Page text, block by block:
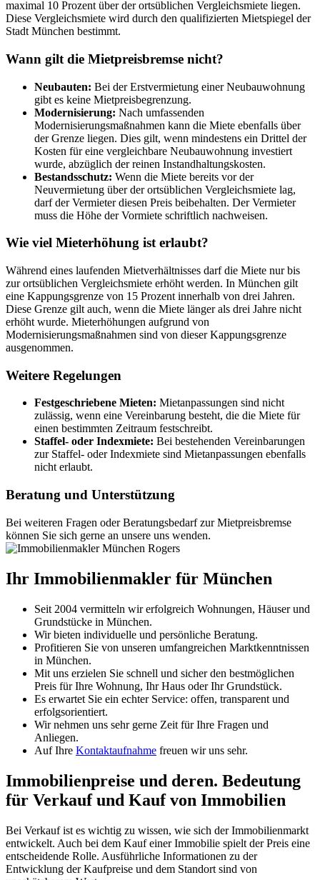
maximal 10 Prozent über der ortsüblichen Vergleichsmiete liegen.
Diese Vergleichsmiete wird durch den qualifizierten Mietspiegel der
Stadt München bestimmt.
Wann gilt die Mietpreisbremse nicht?
Neubauten: Bei der Erstvermietung einer Neubauwohnung
gibt es keine Mietpreisbegrenzung.
Modernisierung: Nach umfassenden
Modernisierungsmaßnahmen kann die Miete ebenfalls über
der Grenze liegen. Dies gilt, wenn mindestens ein Drittel der
Kosten für eine vergleichbare Neubauwohnung investiert
wurde, abzüglich der reinen Instandhaltungskosten.
Bestandsschutz: Wenn die Miete bereits vor der
Neuvermietung über der ortsüblichen Vergleichsmiete lag,
darf der Vermieter diesen Preis beibehalten. Der Vermieter
muss die Höhe der Vormiete schriftlich nachweisen.
Wie viel Mieterhöhung ist erlaubt?
Während eines laufenden Mietverhältnisses darf die Miete nur bis
zur ortsüblichen Vergleichsmiete erhöht werden. In München gilt
eine Kappungsgrenze von 15 Prozent innerhalb von drei Jahren.
Diese Grenze gilt auch, wenn die Miete länger als drei Jahre nicht
erhöht wurde. Mieterhöhungen aufgrund von
Modernisierungsmaßnahmen sind von dieser Kappungsgrenze
ausgenommen.
Weitere Regelungen
Festgeschriebene Mieten: Mietanpassungen sind nicht
zulässig, wenn eine Vereinbarung besteht, die die Miete für
einen bestimmten Zeitraum festschreibt.
Staffel- oder Indexmiete: Bei bestehenden Vereinbarungen
zur Staffel- oder Indexmiete sind Mietanpassungen ebenfalls
nicht erlaubt.
Beratung und Unterstützung
Bei weiteren Fragen oder Beratungsbedarf zur Mietpreisbremse
können Sie sich gerne an unsere uns wenden.
Ihr Immobilienmakler für München
Seit 2004 vermitteln wir erfolgreich Wohnungen, Häuser und
Grundstücke in München.
Wir bieten individuelle und persönliche Beratung.
Profitieren Sie von unseren umfangreichen Marktkenntnissen
in München.
Mit uns erzielen Sie schnell und sicher den bestmöglichen
Preis für Ihre Wohnung, Ihr Haus oder Ihr Grundstück.
Es erwartet Sie ein echter Service: offen, transparent und
erfolgsorientiert.
Wir nehmen uns sehr gerne Zeit für Ihre Fragen und
Anliegen.
Auf Ihre Kontaktaufnahme freuen wir uns sehr.
Immobilienpreise und deren. Bedeutung
für Verkauf und Kauf von Immobilien
Bei Verkauf ist es wichtig zu wissen, wie sich der Immobilienmarkt
entwickelt. Auch bei dem Kauf einer Immobilie spielt der Preis eine
entscheidende Rolle. Ausführliche Informationen zu der
Entwicklung der Kaufpreise und dem Standort sind von